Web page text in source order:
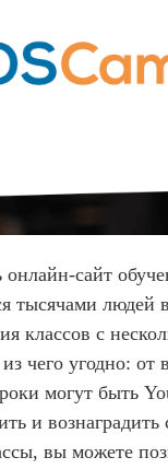
сайт
тысячами
классов с
чего угодно: от
могут быть
и вознаградить
вы можете